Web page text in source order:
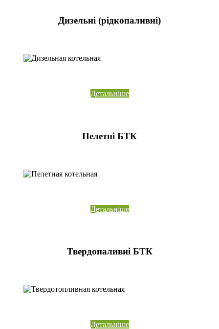
Дизельні (рідкопаливні)
Детальніше
Пелетні БТК
Детальніше
Твердопаливні БТК
Детальніше